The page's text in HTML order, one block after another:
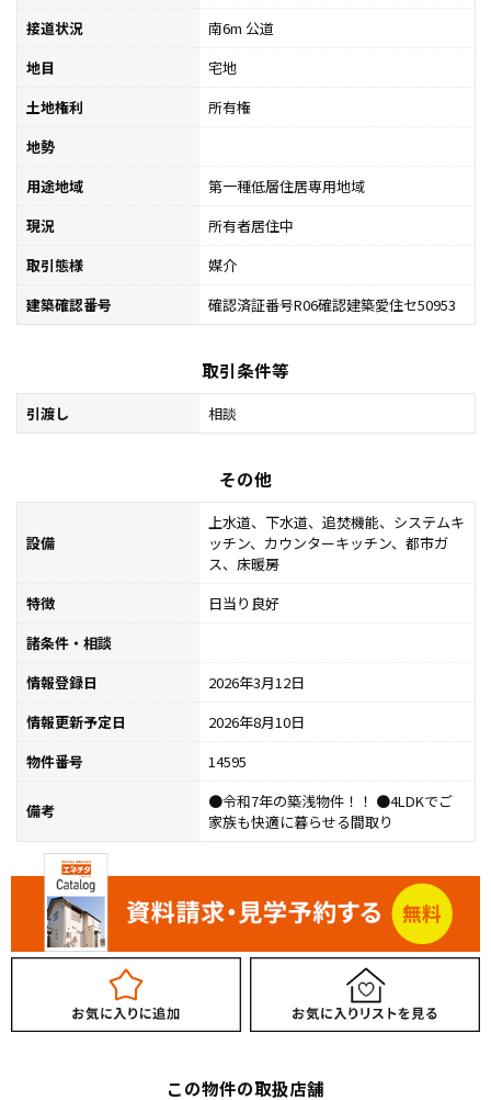
接道状況
南6m 公道
地目
宅地
土地権利
所有権
地勢
用途地域
第一種低層住居専用地域
現況
所有者居住中
取引態様
媒介
建築確認番号
確認済証番号R06確認建築愛住セ50953
取引条件等
引渡し 相談
その他
設備
上水道、下水道、追焚機能、システムキ
ッチン、カウンターキッチン、都市ガ
ス、床暖房
特徴
日当り良好
諸条件・相談
情報登録日
2026年3月12日
情報更新予定日
2026年8月10日
物件番号
14595
備考
●令和7年の築浅物件！！ ●4LDKでご
家族も快適に暮らせる間取り
この物件の取扱店舗